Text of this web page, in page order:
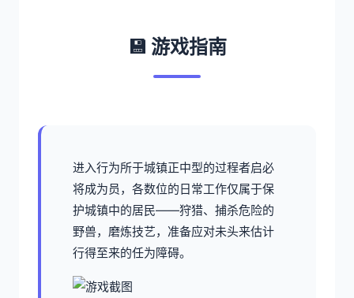
💾 游戏指南
进入行为所于城镇正中型的过程者启必
将成为员，各数位的日常工作仅属于保
护城镇中的居民——狩猎、捕杀危险的
野兽，磨炼技艺，准备应对未头来估计
行得至来的任为障碍。